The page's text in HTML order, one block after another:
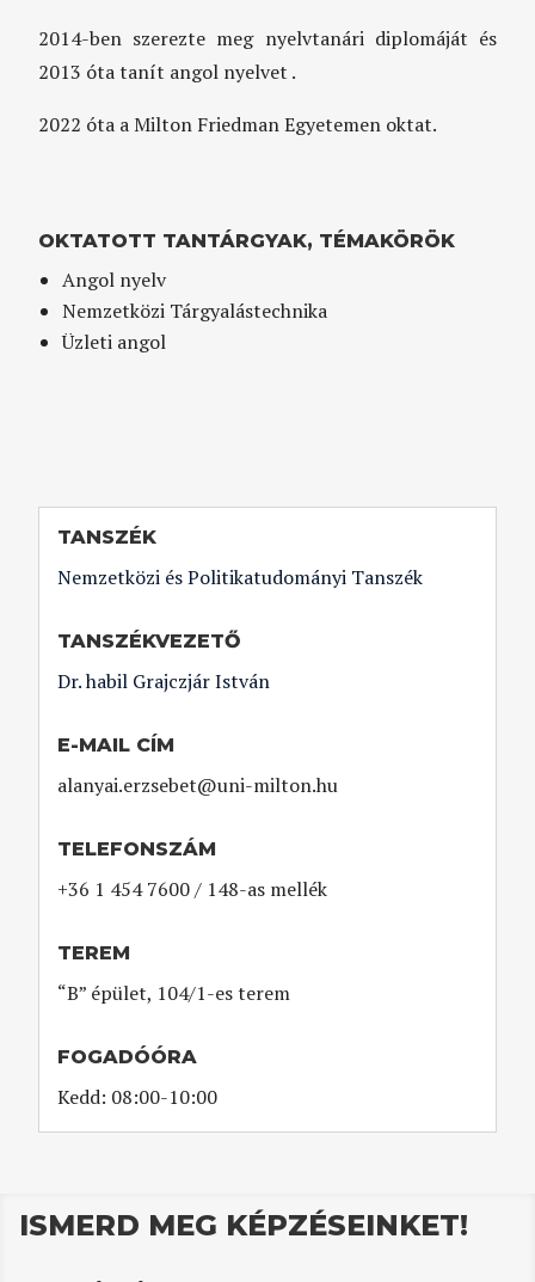
2014-ben szerezte meg nyelvtanári diplomáját és
2013 óta tanít angol nyelvet .
2022 óta a Milton Friedman Egyetemen oktat.
OKTATOTT TANTÁRGYAK, TÉMAKÖRÖK
Angol nyelv
Nemzetközi Tárgyalástechnika
Üzleti angol
TANSZÉK
Nemzetközi és Politikatudományi Tanszék
TANSZÉKVEZETŐ
Dr. habil Grajczjár István
E-MAIL CÍM
alanyai.erzsebet@uni-milton.hu
TELEFONSZÁM
+36 1 454 7600 / 148-as mellék
TEREM
“B” épület, 104/1-es terem
FOGADÓÓRA
Kedd: 08:00-10:00
ISMERD MEG KÉPZÉSEINKET!